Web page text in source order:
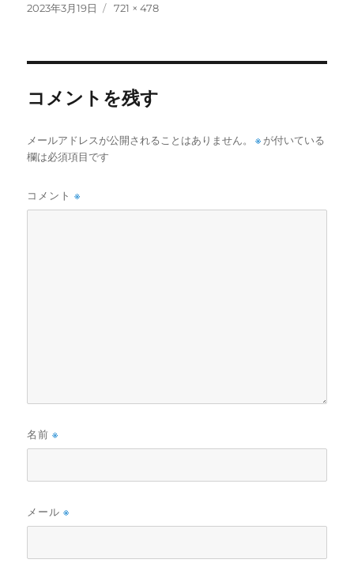
投
2023年3月19日
フ
721 × 478
コメントを残す
メールアドレスが公開されることはありません。 ※ が付いている
欄は必須項目です
コメント※
名前※
メール※